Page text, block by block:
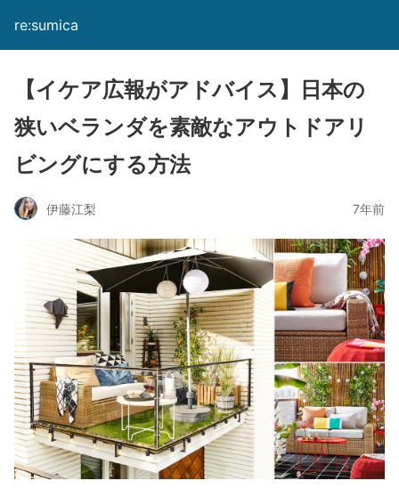
re:sumica
【イケア広報がアドバイス】日本の
狭いベランダを素敵なアウトドアリ
ビングにする方法
伊藤江梨 7年前